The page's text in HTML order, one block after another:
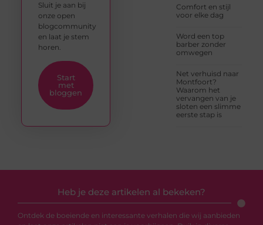
Comfort en stijl
voor elke dag
Word een top
barber zonder
omwegen
Net verhuisd naar
Montfoort?
Waarom het
vervangen van je
sloten een slimme
eerste stap is
Sluit je aan bij
onze open
blogcommunity
en laat je stem
horen.
Start
met
bloggen
Heb je deze artikelen al bekeken?
Ontdek de boeiende en interessante verhalen die wij aanbieden